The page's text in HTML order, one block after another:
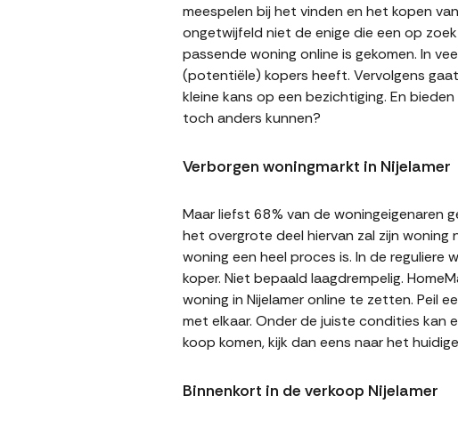
meespelen bij het vinden en het kopen
ongetwijfeld niet de enige die een op
passende woning online is gekomen. In
(potentiële) kopers heeft. Vervolgens
kleine kans op een bezichtiging. En
toch anders kunnen?
Verborgen woningmarkt in Nijelamer
Maar liefst 68% van de woningeigenaren
het overgrote deel hiervan zal zijn
woning een heel proces is. In de
koper. Niet bepaald laagdrempelig.
woning in Nijelamer online te zetten. Peil
met elkaar. Onder de juiste condities kan
koop komen, kijk dan eens naar het
Binnenkort in de verkoop Nijelamer